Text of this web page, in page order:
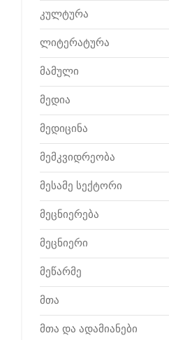
კულტურა
ლიტერატურა
მამული
მედია
მედიცინა
მემკვიდრეობა
მესამე სექტორი
მეცნიერება
მეცნიერი
მეწარმე
მთა
მთა და ადამიანები